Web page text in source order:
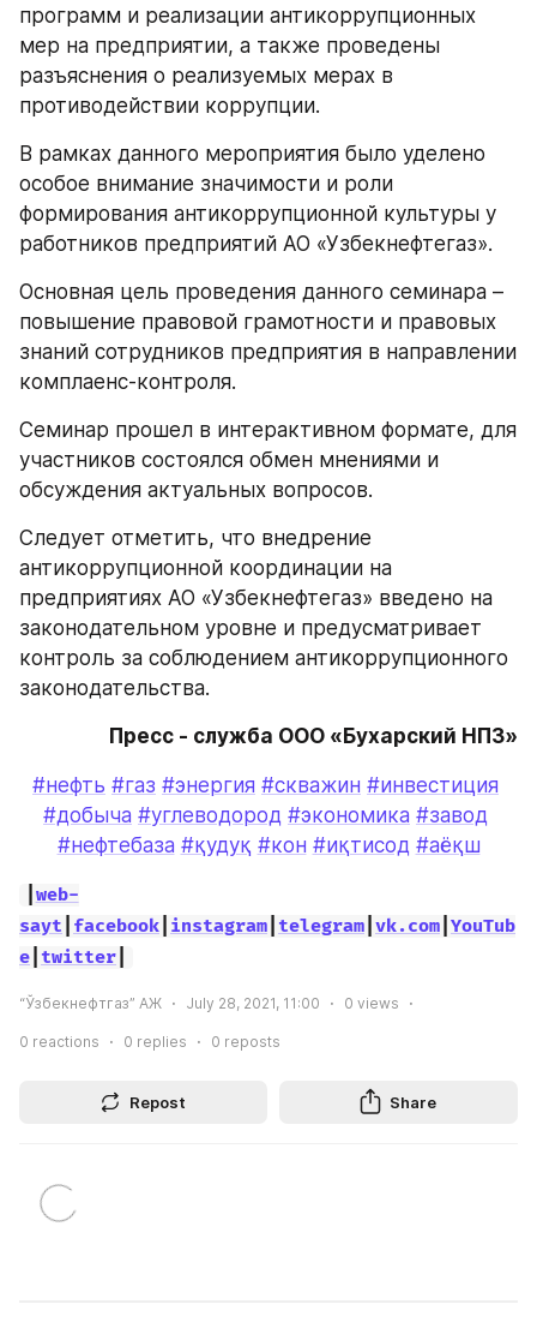
программ и реализации антикоррупционных
мер на предприятии, а также проведены
разъяснения о реализуемых мерах в
противодействии коррупции.
В рамках данного мероприятия было уделено
особое внимание значимости и роли
формирования антикоррупционной культуры у
работников предприятий АО «Узбекнефтегаз».
Основная цель проведения данного семинара –
повышение правовой грамотности и правовых
знаний сотрудников предприятия в направлении
комплаенс-контроля.
Семинар прошел в интерактивном формате, для
участников состоялся обмен мнениями и
обсуждения актуальных вопросов.
Следует отметить, что внедрение
антикоррупционной координации на
предприятиях АО «Узбекнефтегаз» введено на
законодательном уровне и предусматривает
контроль за соблюдением антикоррупционного
законодательства.
Пресс - служба ООО «Бухарский НПЗ»
#нефть #газ #энергия #скважин #инвестиция
#добыча #углеводород #экономика #завод
#нефтебаза #қудуқ #кон #иқтисод #аёқш
web-
sayt facebook instagram telegram vk.com YouTub
e twitter
“Ўзбекнефтгаз” АЖ July 28, 2021, 11:00 0 views
0 reactions 0 replies 0 reposts
Repost Share